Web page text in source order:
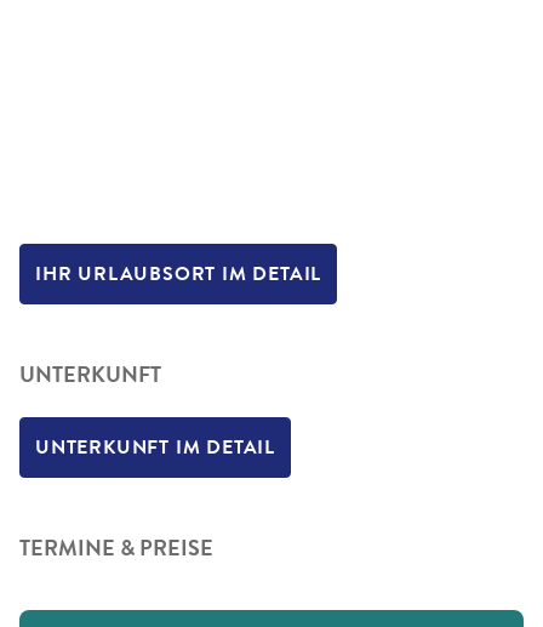
IHR URLAUBSORT IM DETAIL
UNTERKUNFT
UNTERKUNFT IM DETAIL
TERMINE & PREISE